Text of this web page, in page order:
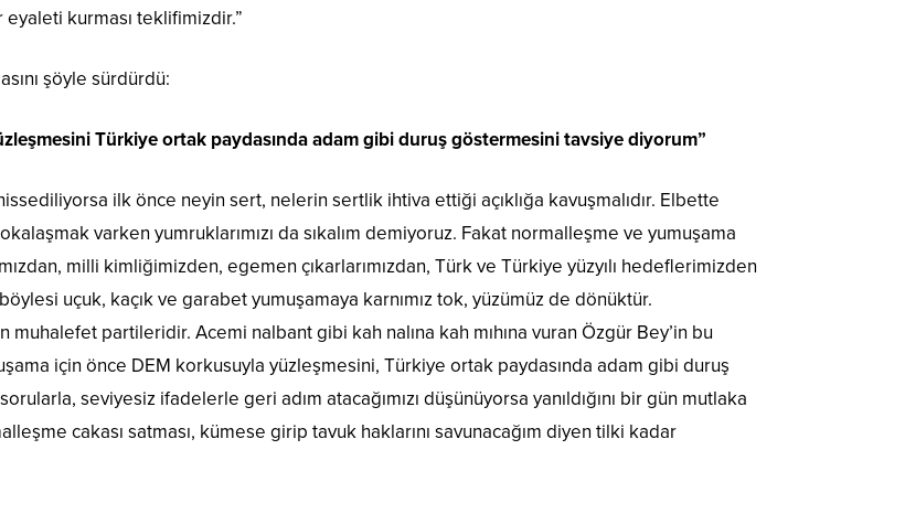
kurması teklifimizdir.”
şöyle sürdürdü:
Türkiye ortak paydasında adam gibi duruş göstermesini tavsiye diyorum”
ilk önce neyin sert, nelerin sertlik ihtiva ettiği açıklığa kavuşmalıdır. Elbette
varken yumruklarımızı da sıkalım demiyoruz. Fakat normalleşme ve yumuşama
milli kimliğimizden, egemen çıkarlarımızdan, Türk ve Türkiye yüzyılı hedeflerimizden
uçuk, kaçık ve garabet yumuşamaya karnımız tok, yüzümüz de dönüktür.
partileridir. Acemi nalbant gibi kah nalına kah mıhına vuran Özgür Bey’in bu
için önce DEM korkusuyla yüzleşmesini, Türkiye ortak paydasında adam gibi duruş
seviyesiz ifadelerle geri adım atacağımızı düşünüyorsa yanıldığını bir gün mutlaka
cakası satması, kümese girip tavuk haklarını savunacağım diyen tilki kadar